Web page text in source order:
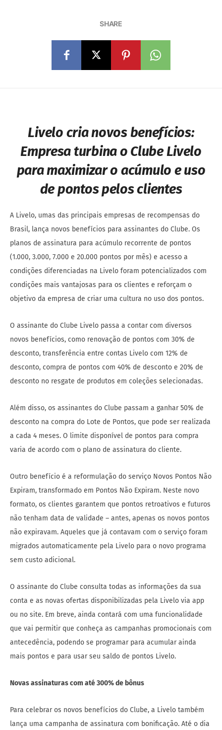
SHARE
Livelo cria novos benefícios:
Empresa turbina o Clube Livelo
para maximizar o acúmulo e uso
de pontos pelos clientes
A Livelo, umas das principais empresas de recompensas do
Brasil, lança novos benefícios para assinantes do Clube. Os
planos de assinatura para acúmulo recorrente de pontos
(1.000, 3.000, 7.000 e 20.000 pontos por mês) e acesso a
condições diferenciadas na Livelo foram potencializados com
condições mais vantajosas para os clientes e reforçam o
objetivo da empresa de criar uma cultura no uso dos pontos.
O assinante do Clube Livelo passa a contar com diversos
novos benefícios, como renovação de pontos com 30% de
desconto, transferência entre contas Livelo com 12% de
desconto, compra de pontos com 40% de desconto e 20% de
desconto no resgate de produtos em coleções selecionadas.
Além disso, os assinantes do Clube passam a ganhar 50% de
desconto na compra do Lote de Pontos, que pode ser realizada
a cada 4 meses. O limite disponível de pontos para compra
varia de acordo com o plano de assinatura do cliente.
Outro benefício é a reformulação do serviço Novos Pontos Não
Expiram, transformado em Pontos Não Expiram. Neste novo
formato, os clientes garantem que pontos retroativos e futuros
não tenham data de validade – antes, apenas os novos pontos
não expiravam. Aqueles que já contavam com o serviço foram
migrados automaticamente pela Livelo para o novo programa
sem custo adicional.
O assinante do Clube consulta todas as informações da sua
conta e as novas ofertas disponibilizadas pela Livelo via app
ou no site. Em breve, ainda contará com uma funcionalidade
que vai permitir que conheça as campanhas promocionais com
antecedência, podendo se programar para acumular ainda
mais pontos e para usar seu saldo de pontos Livelo.
Novas assinaturas com até 300% de bônus
Para celebrar os novos benefícios do Clube, a Livelo também
lança uma campanha de assinatura com bonificação. Até o dia